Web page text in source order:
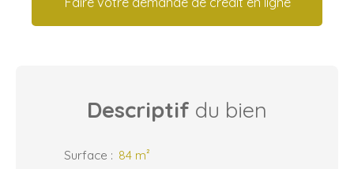
Descriptif du bien
Surface : 84 m²